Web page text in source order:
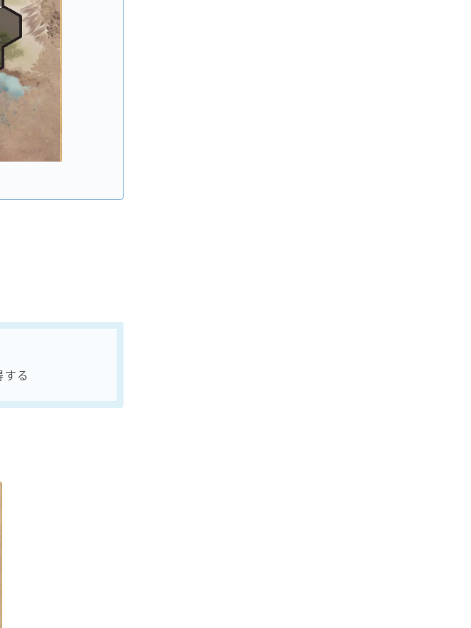
する